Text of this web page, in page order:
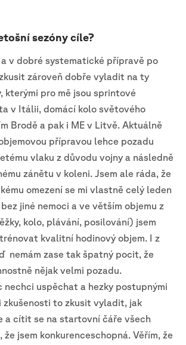
sezóny cíle?
v dobré systematické přípravě po
zároveň dobře vyladit na ty
kterými pro mě jsou sprintové
v Itálii, domácí kolo světového
Brodě a pak i ME v Litvě. Aktuálně
přípravou lehce pozadu
vlaku z důvodu vojny a následně
zánětu v koleni. Jsem ale ráda, že
omezení se mi vlastně celý leden
jiné nemoci a ve větším objemu z
kolo, plávání, posilování) jsem
kvalitní hodinový objem. I z
nemám zase tak špatný pocit, že
nějak velmi pozadu.
nechci uspěchat a hezky postupnými
zkušenosti to zkusit vyladit, jak
a cítit se na startovní čáře všech
jsem konkurenceschopná. Věřím, že